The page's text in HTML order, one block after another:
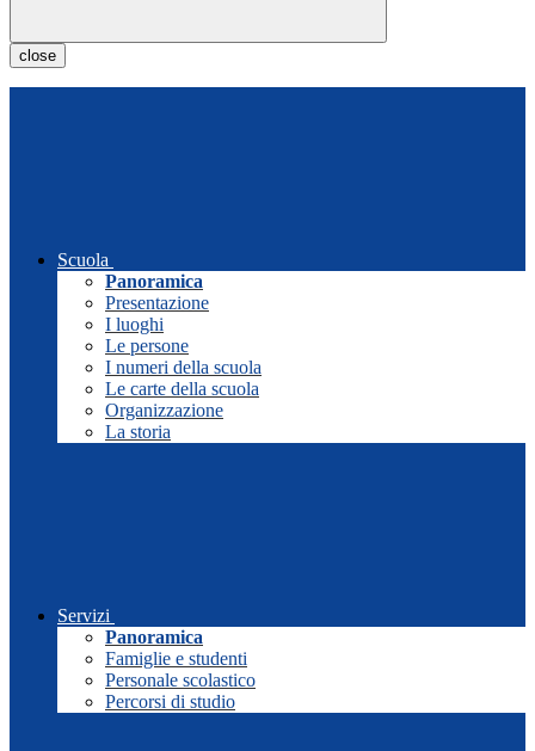
close
Scuola
Panoramica
Presentazione
I luoghi
Le persone
I numeri della scuola
Le carte della scuola
Organizzazione
La storia
Servizi
Panoramica
Famiglie e studenti
Personale scolastico
Percorsi di studio